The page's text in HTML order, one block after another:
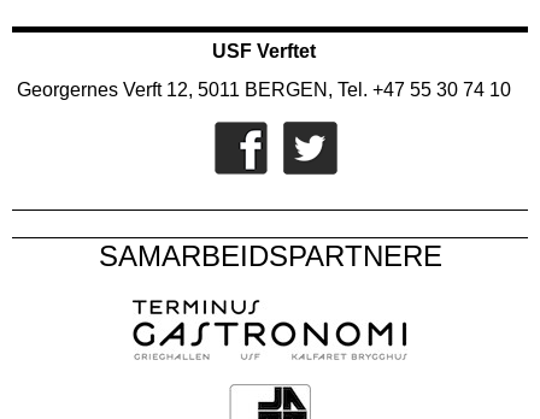
USF Verftet
Georgernes Verft 12, 5011 BERGEN, Tel. +47 55 30 74 10
SAMARBEIDSPARTNERE